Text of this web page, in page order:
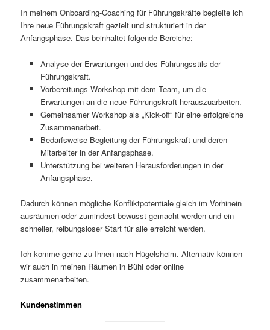
In meinem Onboarding-Coaching für Führungskräfte begleite ich
Ihre neue Führungskraft gezielt und strukturiert in der
Anfangsphase. Das beinhaltet folgende Bereiche:
Analyse der Erwartungen und des Führungsstils der
Führungskraft.
Vorbereitungs-Workshop mit dem Team, um die
Erwartungen an die neue Führungskraft herauszuarbeiten.
Gemeinsamer Workshop als „Kick-off“ für eine erfolgreiche
Zusammenarbeit.
Bedarfsweise Begleitung der Führungskraft und deren
Mitarbeiter in der Anfangsphase.
Unterstützung bei weiteren Herausforderungen in der
Anfangsphase.
Dadurch können mögliche Konfliktpotentiale gleich im Vorhinein
ausräumen oder zumindest bewusst gemacht werden und ein
schneller, reibungsloser Start für alle erreicht werden.
Ich komme gerne zu Ihnen nach Hügelsheim. Alternativ können
wir auch in meinen Räumen in Bühl oder online
zusammenarbeiten.
Kundenstimmen